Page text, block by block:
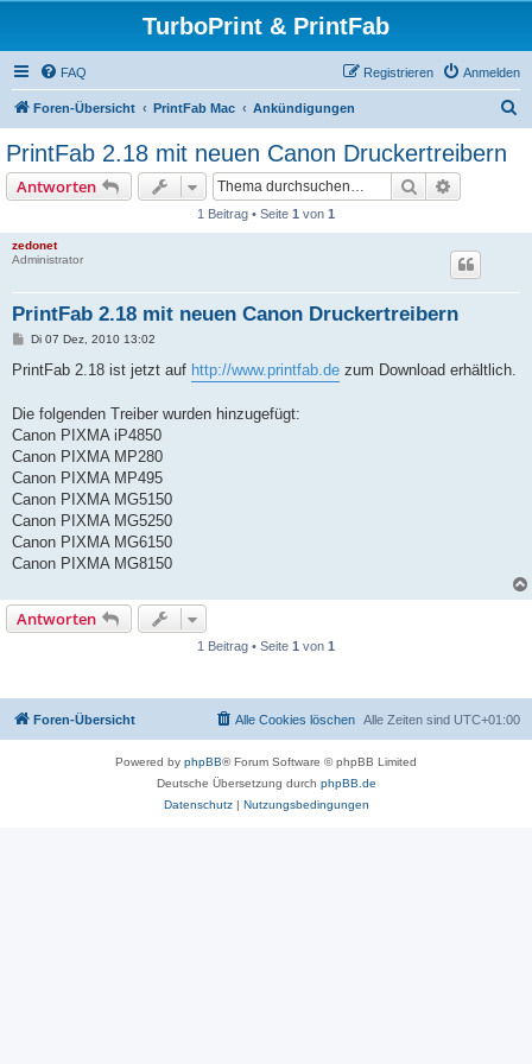
TurboPrint & PrintFab
FAQ Anmelden
Registrieren
Foren-Übersicht PrintFab Mac Ankündigungen
PrintFab 2.18 mit neuen Canon Druckertreibern
Antworten Suche
1 Beitrag • Seite 1 von 1
zedonet
Administrator
PrintFab 2.18 mit neuen Canon Druckertreibern
B
i
a
g
Di 07 Dez, 2010 13:02
PrintFab 2.18 ist jetzt auf http://www.printfab.de zum Download erhältlich.
Die folgenden Treiber wurden hinzugefügt:
Canon PIXMA iP4850
Canon PIXMA MP280
Canon PIXMA MP495
Canon PIXMA MG5150
Canon PIXMA MG5250
Canon PIXMA MG6150
Canon PIXMA MG8150
Antworten
1 Beitrag • Seite 1 von 1
Foren-Übersicht Alle Zeiten sind UTC+01:00
Alle Cookies löschen
Powered by phpBB® Forum Software © phpBB Limited
Deutsche Übersetzung durch phpBB.de
Datenschutz| Nutzungsbedingungen